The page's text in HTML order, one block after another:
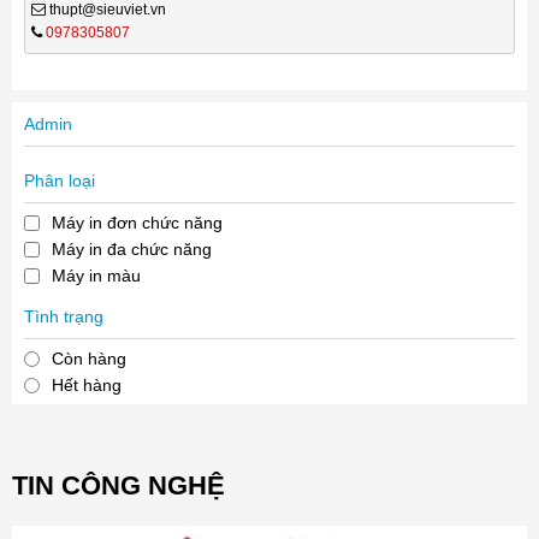
thupt@sieuviet.vn
0978305807
Admin
Phân loại
Máy in đơn chức năng
Máy in đa chức năng
Máy in màu
Tình trạng
Còn hàng
Hết hàng
TIN CÔNG NGHỆ